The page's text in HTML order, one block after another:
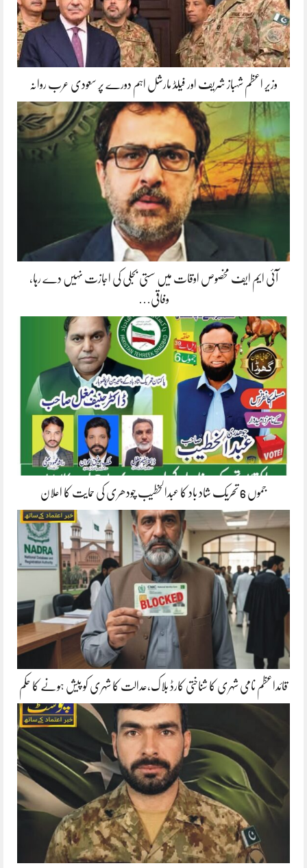
وزیر اعظم شہباز شریف اور فیلڈ مارشل اہم دورے پر سعودی عرب روانہ
آئی ایم ایف مخصوص اوقات میں سستی بجلی کی اجازت نہیں دے رہا،
وفاقی…
جموں 6 تحریک شاد باد کا عبدالخطیب چودھری کی حمایت کا اعلان
قائداعظم نامی شہری کا شناختی کارڈ بلاک،عدالت کا شہری کو پیش ہونے کا حکم